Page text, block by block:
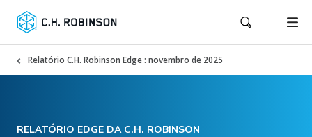
Relatório C.H. Robinson Edge : novembro de 2025
RELATÓRIO EDGE DA C.H. ROBINSON